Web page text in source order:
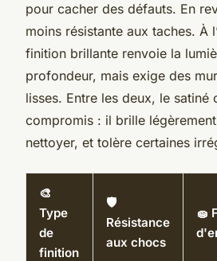
pour cacher des défauts. En
moins résistante aux taches. À
finition brillante renvoie la
profondeur, mais exige des
lisses. Entre les deux, le satiné
compromis : il brille
nettoyer, et tolère certaines
🎨
Type
de
finition
🛡️
Résistance
aux chocs
🧽